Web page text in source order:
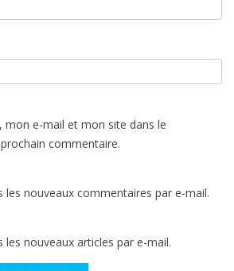
mon e-mail et mon site dans le
commentaire.
les nouveaux commentaires par e-mail.
les nouveaux articles par e-mail.